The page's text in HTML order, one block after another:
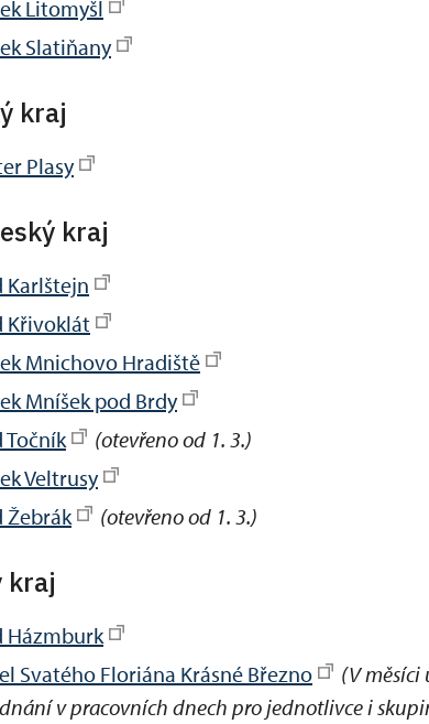
Litomyšl
Slatiňany
kraj
Plasy
kraj
Karlštejn
Křivoklát
Mnichovo Hradiště
Mníšek pod Brdy
Točník
(otevřeno od 1. 3.)
Veltrusy
Žebrák
(otevřeno od 1. 3.)
kraj
Házmburk
Svatého Floriána Krásné Březno
(V
v pracovních dnech pro jednotlivce i